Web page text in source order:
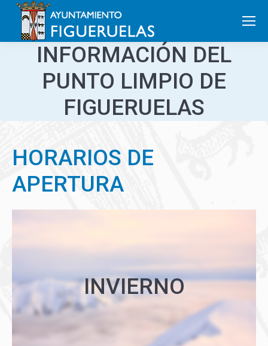
Search:
INFORMACIÓN DEL
PUNTO LIMPIO DE
FIGUERUELAS
HORARIOS DE
APERTURA
INVIERNO
INVIERNO
Martes y sábados: 10:00h a 13:00h